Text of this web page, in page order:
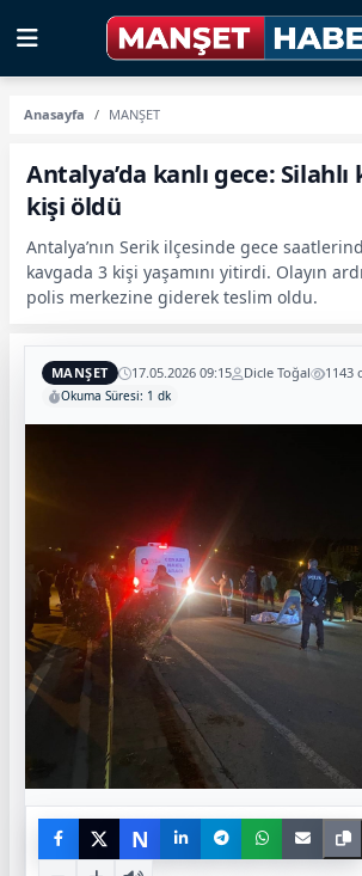
Anasayfa MANŞET
Antalya’da kanlı gece: Silahlı
kişi öldü
Antalya’nın Serik ilçesinde gece
kavgada 3 kişi yaşamını yitirdi. Olayın
polis merkezine giderek teslim oldu.
MANŞET 17.05.2026 09:15 Dicle Toğal 1143
Okuma Süresi: 1 dk
N